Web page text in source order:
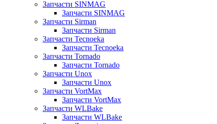
Запчасти SINMAG
Запчасти SINMAG
Запчасти Sirman
Запчасти Sirman
Запчасти Tecnoeka
Запчасти Tecnoeka
Запчасти Tornado
Запчасти Tornado
Запчасти Unox
Запчасти Unox
Запчасти VortMax
Запчасти VortMax
Запчасти WLBake
Запчасти WLBake